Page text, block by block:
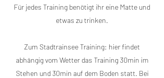
Für jedes Training benötigt ihr eine Matte und
etwas zu trinken.
Zum Stadtrainsee Training: hier findet
abhängig vom Wetter das Training 30min im
Stehen und 30min auf dem Boden statt. Bei